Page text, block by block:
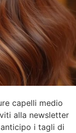
capelli medio
alla newsletter
i tagli di